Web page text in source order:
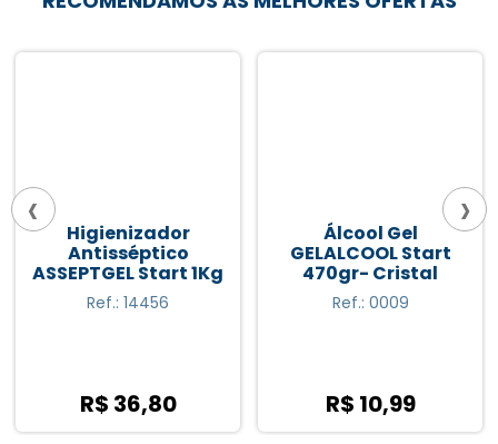
Higienizador
Antisséptico
ASSEPTGEL Start 1Kg
Ref.: 14456
R$ 36,80
Álcool Gel
GELALCOOL Start
470gr- Cristal
Ref.: 0009
R$ 10,99
‹ ›